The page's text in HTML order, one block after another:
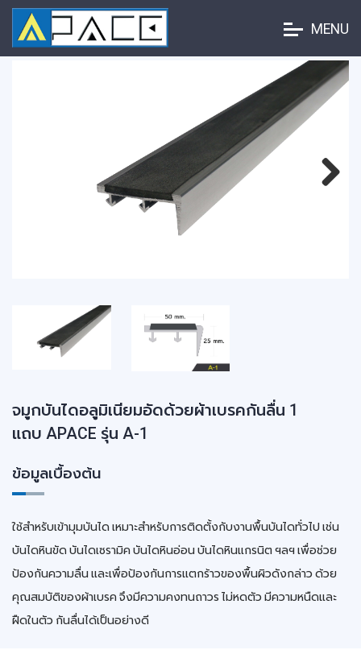
MENU
จมูกบันไดอลูมิเนียมอัดด้วยผ้าเบรคกันลื่น 1
แถบ APACE รุ่น A-1
ข้อมูลเบื้องต้น
ใช้สำหรับเข้ามุมบันได เหมาะสำหรับการติดตั้งกับงานพื้นบันไดทั่วไป เช่น
บันไดหินขัด บันไดเซรามิค บันไดหินอ่อน บันไดหินแกรนิต ฯลฯ เพื่อช่วย
ป้องกันความลื่น และเพื่อป้องกันการแตกร้าวของพื้นผิวดังกล่าว ด้วย
คุณสมบัติของผ้าเบรค จึงมีความคงทนถาวร ไม่หดตัว มีความหนืดและ
ฝืดในตัว กันลื่นได้เป็นอย่างดี